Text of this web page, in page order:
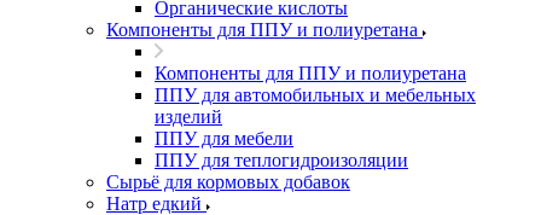
Органические кислоты
Компоненты для ППУ и полиуретана
Компоненты для ППУ и полиуретана
ППУ для автомобильных и мебельных
изделий
ППУ для мебели
ППУ для теплогидроизоляции
Сырьё для кормовых добавок
Натр едкий